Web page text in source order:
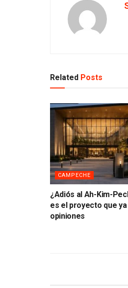
Related Posts
CAMPECHE
¿Adiós al Ah-Kim-
es el proyecto que
opiniones